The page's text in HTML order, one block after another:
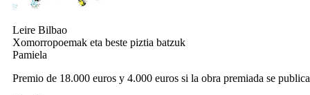
Leire Bilbao
Xomorropoemak eta beste piztia batzuk
Pamiela
Premio de 18.000 euros y 4.000 euros si la obra premiada se